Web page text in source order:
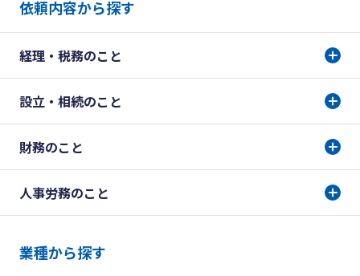
依頼内容から探す
経理・税務のこと
設立・相続のこと
財務のこと
人事労務のこと
業種から探す